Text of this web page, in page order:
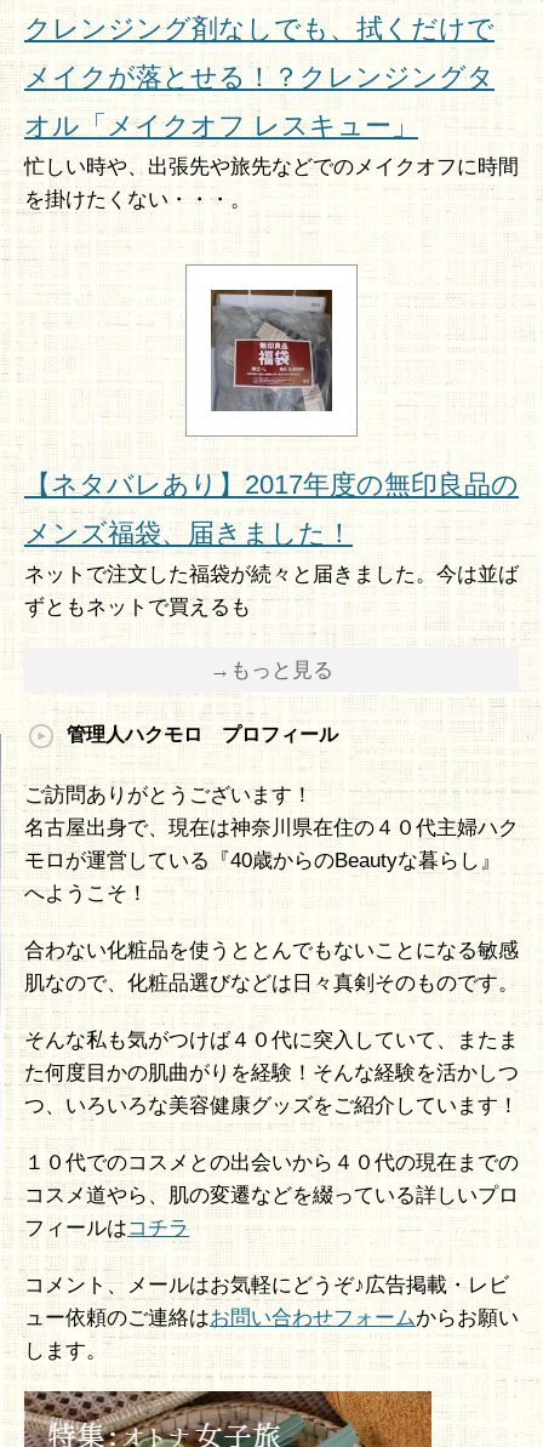
クレンジング剤なしでも、拭くだけで
メイクが落とせる！？クレンジングタ
オル「メイクオフ レスキュー」
忙しい時や、出張先や旅先などでのメイクオフに時間
を掛けたくない・・・。
【ネタバレあり】2017年度の無印良品の
メンズ福袋、届きました！
ネットで注文した福袋が続々と届きました。今は並ば
ずともネットで買えるも
→もっと見る
管理人ハクモロ プロフィール
ご訪問ありがとうございます！
名古屋出身で、現在は神奈川県在住の４０代主婦ハク
モロが運営している『40歳からのBeautyな暮らし』
へようこそ！
合わない化粧品を使うととんでもないことになる敏感
肌なので、化粧品選びなどは日々真剣そのものです。
そんな私も気がつけば４０代に突入していて、またま
た何度目かの肌曲がりを経験！そんな経験を活かしつ
つ、いろいろな美容健康グッズをご紹介しています！
１０代でのコスメとの出会いから４０代の現在までの
コスメ道やら、肌の変遷などを綴っている詳しいプロ
フィールはコチラ
コメント、メールはお気軽にどうぞ♪広告掲載・レビ
ュー依頼のご連絡はお問い合わせフォームからお願い
します。